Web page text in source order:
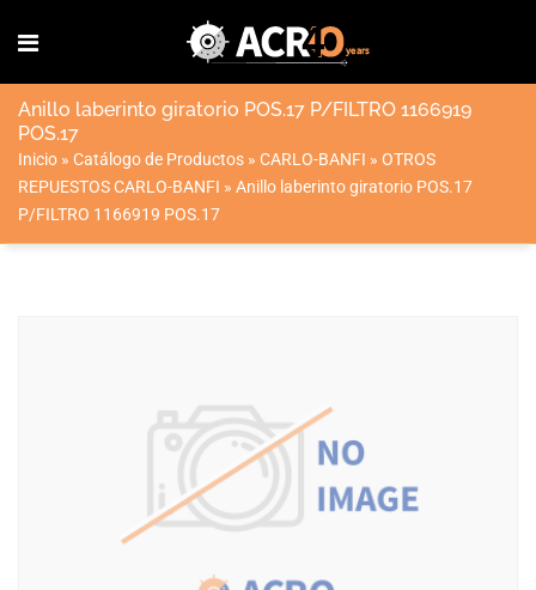
Anillo laberinto giratorio POS.17 P/FILTRO 1166919
POS.17
Inicio » Catálogo de Productos » CARLO-BANFI » OTROS
REPUESTOS CARLO-BANFI » Anillo laberinto giratorio POS.17
P/FILTRO 1166919 POS.17